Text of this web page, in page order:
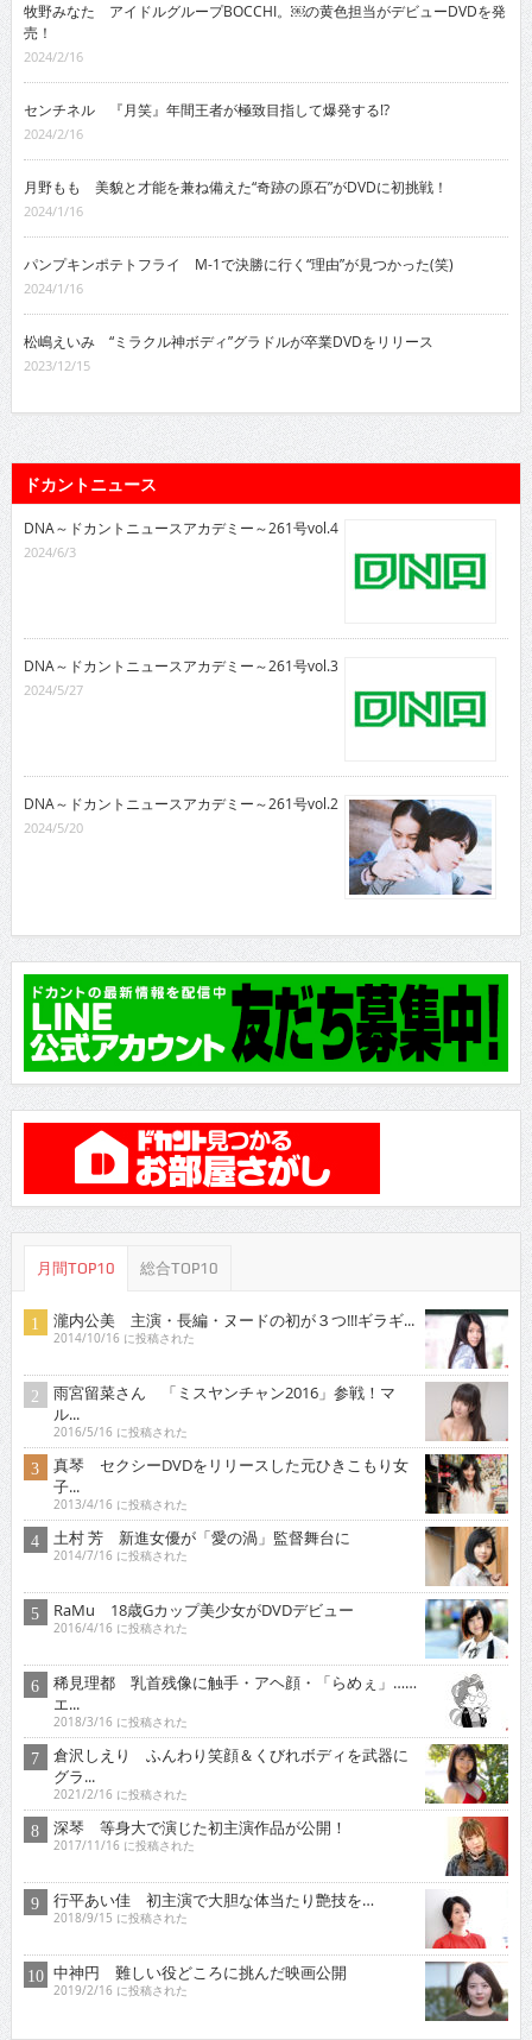
牧野みなた アイドルグループBOCCHI。￼の黄色担当がデビューDVDを発
売！
2024/2/16
センチネル 『月笑』年間王者が極致目指して爆発する!?
2024/2/16
月野もも 美貌と才能を兼ね備えた“奇跡の原石”がDVDに初挑戦！
2024/1/16
パンプキンポテトフライ M-1で決勝に行く“理由”が見つかった(笑)
2024/1/16
松嶋えいみ “ミラクル神ボディ”グラドルが卒業DVDをリリース
2023/12/15
ドカントニュース
DNA～ドカントニュースアカデミー～261号vol.4
2024/6/3
DNA～ドカントニュースアカデミー～261号vol.3
2024/5/27
DNA～ドカントニュースアカデミー～261号vol.2
2024/5/20
月間TOP10 総合TOP10
瀧内公美 主演・長編・ヌードの初が３つ!!!ギラギ...
2014/10/16 に投稿された
雨宮留菜さん 「ミスヤンチャン2016」参戦！マ
ル...
2016/5/16 に投稿された
真琴 セクシーDVDをリリースした元ひきこもり女
子...
2013/4/16 に投稿された
土村 芳 新進女優が「愛の渦」監督舞台に
2014/7/16 に投稿された
RaMu 18歳Gカップ美少女がDVDデビュー
2016/4/16 に投稿された
稀見理都 乳首残像に触手・アヘ顔・「らめぇ」……
エ...
2018/3/16 に投稿された
倉沢しえり ふんわり笑顔＆くびれボディを武器に
グラ...
2021/2/16 に投稿された
深琴 等身大で演じた初主演作品が公開！
2017/11/16 に投稿された
行平あい佳 初主演で大胆な体当たり艶技を…
2018/9/15 に投稿された
中神円 難しい役どころに挑んだ映画公開
2019/2/16 に投稿された